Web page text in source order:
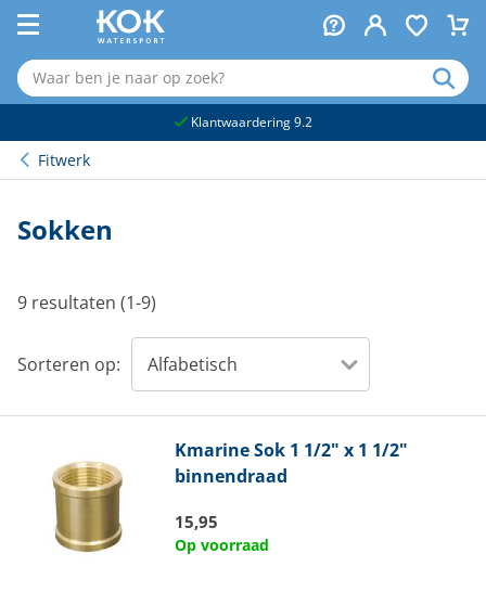
Klantwaardering 9.2
Fitwerk
Sokken
9 resultaten (1-9)
Sorteren op:
KmarineSok 1 1/2" x 1 1/2"
binnendraad
15,95
Op voorraad